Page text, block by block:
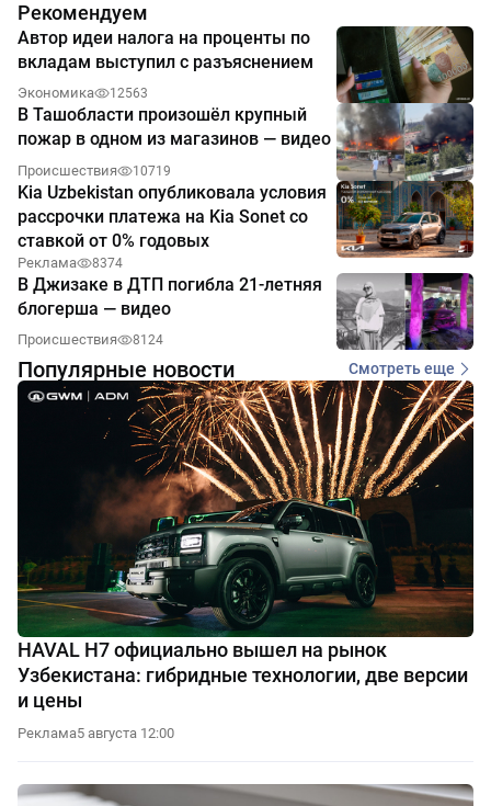
Рекомендуем
Автор идеи налога на проценты по
вкладам выступил с разъяснением
Экономика 12563
В Ташобласти произошёл крупный
пожар в одном из магазинов — видео
Происшествия 10719
Kia Uzbekistan опубликовала условия
рассрочки платежа на Kia Sonet со
ставкой от 0% годовых
Реклама 8374
В Джизаке в ДТП погибла 21-летняя
блогерша — видео
Происшествия 8124
Популярные новости Смотреть еще
HAVAL H7 официально вышел на рынок
Узбекистана: гибридные технологии, две версии
и цены
Реклама5 августа 12:00